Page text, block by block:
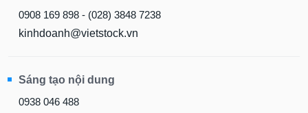
0908 169 898 - (028) 3848 7238
kinhdoanh@vietstock.vn
Sáng tạo nội dung
0938 046 488